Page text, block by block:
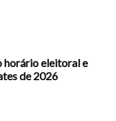
horário eleitoral e
de 2026